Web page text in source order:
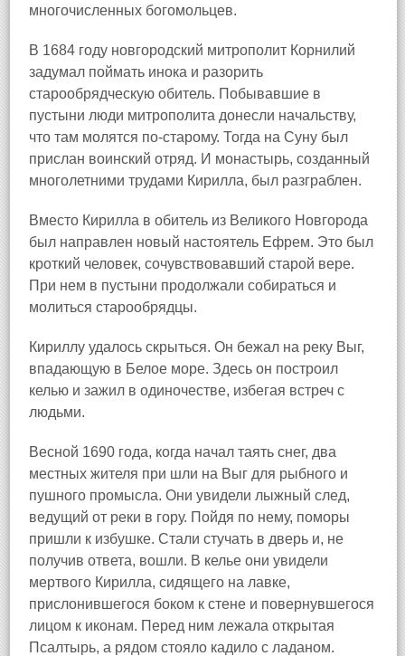
многочисленных богомольцев.
В 1684 году новгородский митрополит Корнилий
задумал поймать инока и разорить
старообрядческую обитель. Побывавшие в
пустыни люди митрополита донесли начальству,
что там молятся по‑старому. Тогда на Суну был
прислан воинский отряд. И монастырь, созданный
многолетними трудами Кирилла, был разграблен.
Вместо Кирилла в обитель из Великого Новгорода
был направлен новый настоятель Ефрем. Это был
кроткий человек, сочувствовавший старой вере.
При нем в пустыни продолжали собираться и
молиться старообрядцы.
Кириллу удалось скрыться. Он бежал на реку Выг,
впадающую в Белое море. Здесь он построил
келью и зажил в одиночестве, избегая встреч с
людьми.
Весной 1690 года, когда начал таять снег, два
местных жителя при шли на Выг для рыбного и
пушного промысла. Они увидели лыжный след,
ведущий от реки в гору. Пойдя по нему, поморы
пришли к избушке. Стали стучать в дверь и, не
получив ответа, вошли. В келье они увидели
мертвого Кирилла, сидящего на лавке,
прислонившегося боком к стене и повернувшегося
лицом к иконам. Перед ним лежала открытая
Псалтырь, а рядом стояло кадило с ладаном.